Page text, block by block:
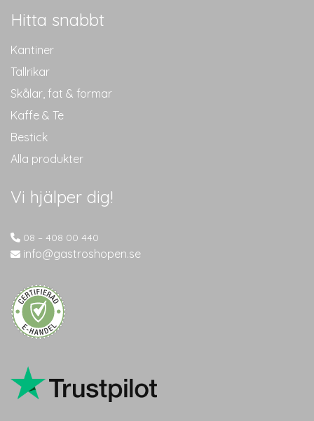
Hitta snabbt
Kantiner
Tallrikar
Skålar, fat & formar
Kaffe & Te
Bestick
Alla produkter
Vi hjälper dig!
08 – 408 00 440
info@gastroshopen.se